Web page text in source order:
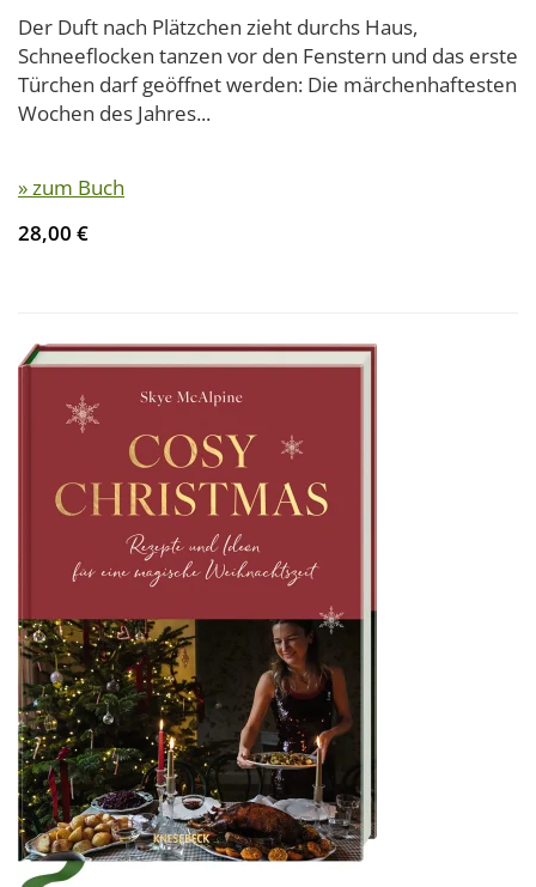
Der Duft nach Plätzchen zieht durchs Haus,
Schneeflocken tanzen vor den Fenstern und das erste
Türchen darf geöffnet werden: Die märchenhaftesten
Wochen des Jahres...
» zum Buch
28,00 €